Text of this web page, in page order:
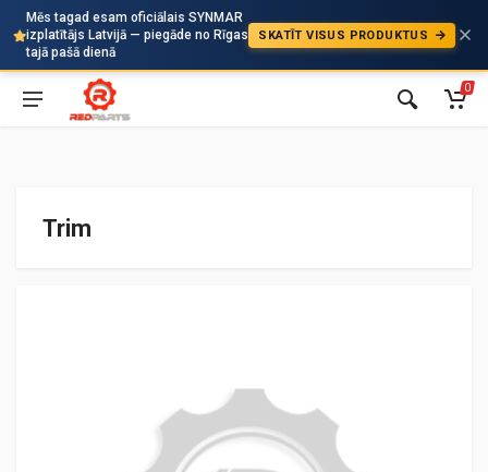
Mēs tagad esam oficiālais SYNMAR
izplatītājs Latvijā — piegāde no Rīgas
tajā pašā dienā
SKATĪT VISUS PRODUKTUS
Auto
0
Trim